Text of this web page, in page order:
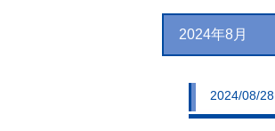
2024年8月
2024/08/28